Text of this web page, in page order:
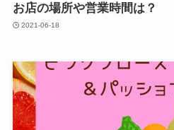
お店の場所や営業時間は？
2021-06-18